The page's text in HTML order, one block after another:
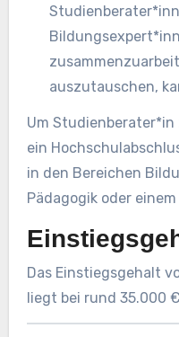
auszutauschen,
Um Studienberater*in
ein
in den Bereichen
Pädagogik oder
Das Einstiegsgehalt
liegt bei rund 35.000